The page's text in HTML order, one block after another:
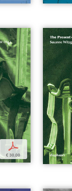
p
€ 30,00